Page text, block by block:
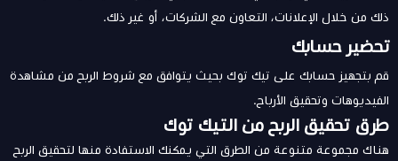
ذلك من خلال الإعلانات، التعاون مع الشركات، أو غير ذلك.
تحضير حسابك
قم بتجهيز حسابك على تيك توك بحيث يتوافق مع شروط الربح من مشاهدة
الفيديوهات وتحقيق الأرباح.
طرق تحقيق الربح من التيك توك
هناك مجموعة متنوعة من الطرق التي يمكنك الاستفادة منها لتحقيق الربح